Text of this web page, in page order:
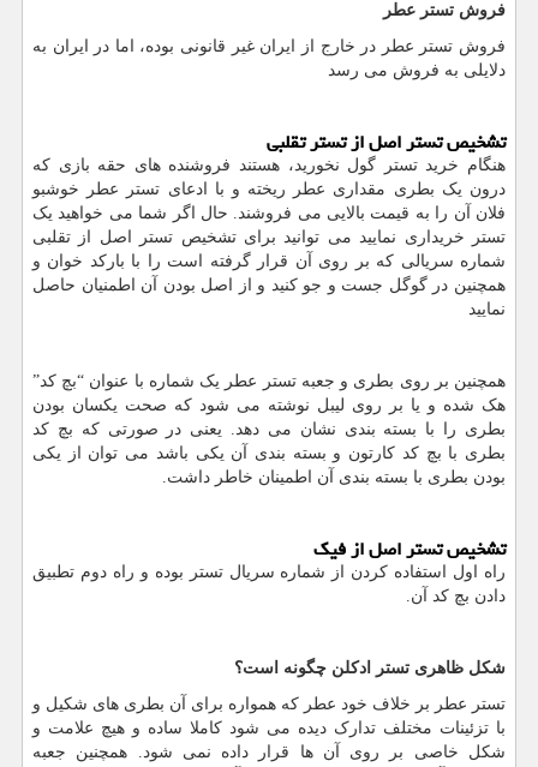
فروش تستر عطر
فروش تستر عطر در خارج از ایران غیر قانونی بوده، اما در ایران به
دلایلی به فروش می رسد
تشخیص تستر اصل از تستر تقلبی
هنگام خرید تستر گول نخورید، هستند فروشنده های حقه بازی که
درون یک بطری مقداری عطر ریخته و با ادعای تستر عطر خوشبو
فلان آن را به قیمت بالایی می فروشند. حال اگر شما می خواهید یک
تستر خریداری نمایید می توانید برای تشخیص تستر اصل از تقلبی
شماره سریالی که بر روی آن قرار گرفته است را با بارکد خوان و
همچنین در گوگل جست و جو کنید و از اصل بودن آن اطمنیان حاصل
نمایید
همچنین بر روی بطری و جعبه تستر عطر یک شماره با عنوان “بچ کد”
هک شده و یا بر روی لیبل نوشته می شود که صحت یکسان بودن
بطری را با بسته بندی نشان می دهد. یعنی در صورتی که بچ کد
بطری با بچ کد کارتون و بسته بندی آن یکی باشد می توان از یکی
بودن بطری با بسته بندی آن اطمینان خاطر داشت.
تشخیص تستر اصل از فیک
راه اول استفاده کردن از شماره سریال تستر بوده و راه دوم تطبیق
دادن بچ کد آن.
شکل ظاهری تستر ادکلن چگونه است؟
تستر عطر بر خلاف خود عطر که همواره برای آن بطری های شکیل و
با تزئینات مختلف تدارک دیده می شود کاملا ساده و هیچ علامت و
شکل خاصی بر روی آن ها قرار داده نمی شود. همچنین جعبه